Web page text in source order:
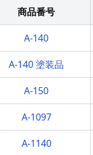
商品番号
A-140
A-140 塗装品
A-150
A-1097
A-1140